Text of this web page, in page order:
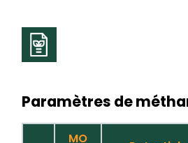
Paramètres de
MO